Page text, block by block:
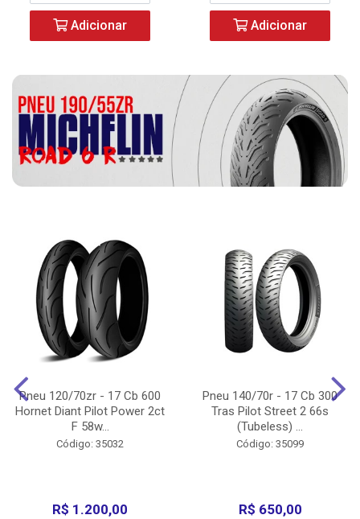
Adicionar Adicionar
Pneu 120/70zr - 17 Cb 600
Hornet Diant Pilot Power 2ct
F 58w...
Código: 35032
R$ 1.200,00
Pneu 140/70r - 17 Cb 300
Tras Pilot Street 2 66s
(Tubeless) ...
Código: 35099
R$ 650,00